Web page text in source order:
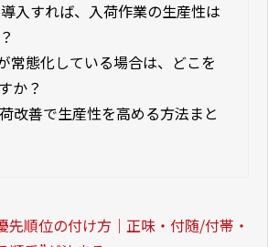
入すれば、入荷作業の生産性は
常態化している場合は、どこを
か？
改善で生産性を高める方法まと
先順位の付け方｜正味・付随/付帯・